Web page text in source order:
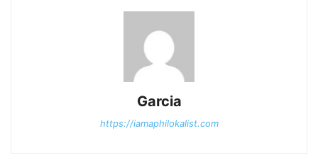
Garcia
https://iamaphilokalist.com